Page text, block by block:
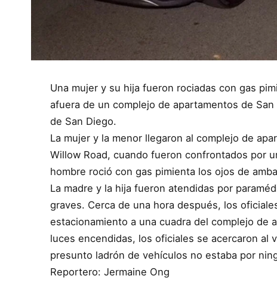
Una mujer y su hija fueron rociadas con gas
afuera de un complejo de apartamentos de
de San Diego.
La mujer y la menor llegaron al complejo de
Willow Road, cuando fueron confrontados por
hombre roció con gas pimienta los ojos de
La madre y la hija fueron atendidas por
graves. Cerca de una hora después, los
estacionamiento a una cuadra del complejo de
luces encendidas, los oficiales se acercaron al
presunto ladrón de vehículos no estaba por
Reportero: Jermaine Ong